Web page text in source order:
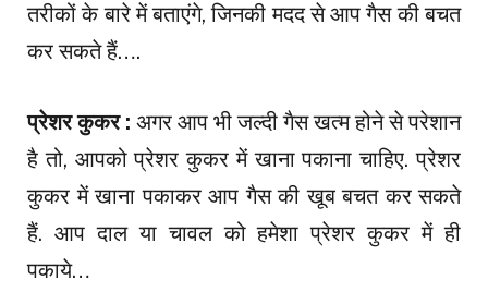
तरीकों के बारे में बताएंगे, जिनकी मदद से आप गैस की बचत
कर सकते हैं….
प्रेशर कुकर : अगर आप भी जल्दी गैस खत्म होने से परेशान
है तो, आपको प्रेशर कुकर में खाना पकाना चाहिए. प्रेशर
कुकर में खाना पकाकर आप गैस की खूब बचत कर सकते
हैं. आप दाल या चावल को हमेशा प्रेशर कुकर में ही
पकाये…